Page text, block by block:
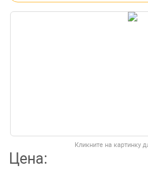
Кликните на картинку
Цена: